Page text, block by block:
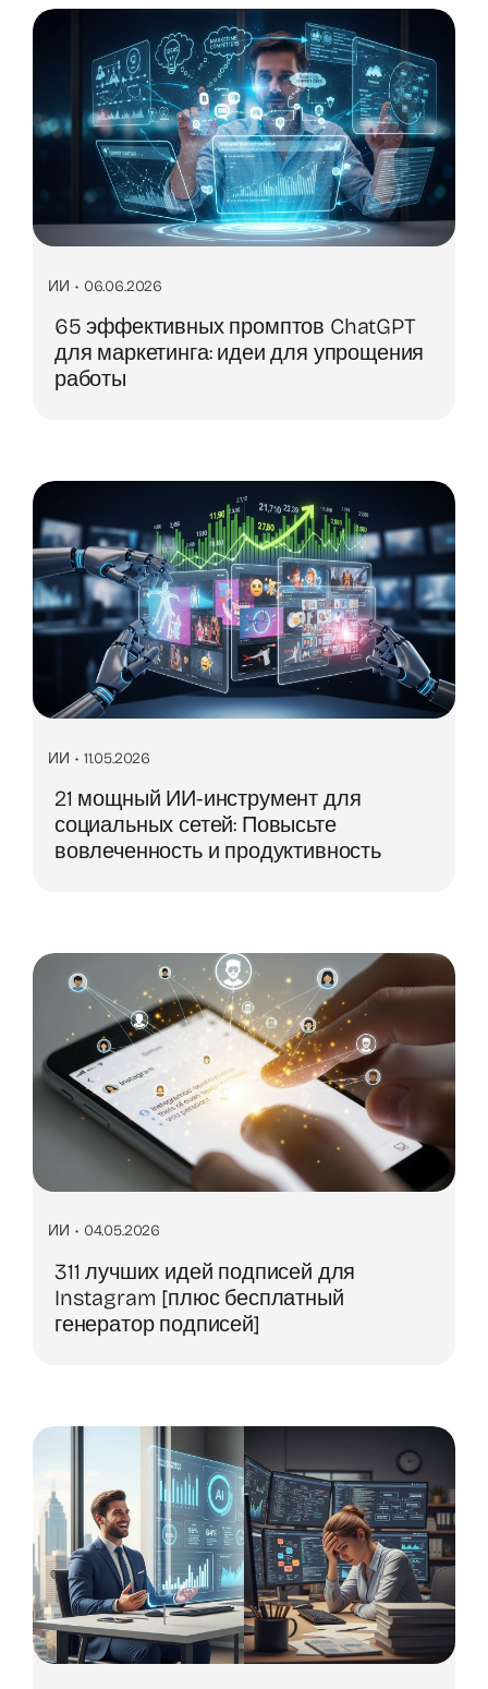
ИИ • 06.06.2026
65 эффективных промптов ChatGPT
для маркетинга: идеи для упрощения
работы
ИИ • 11.05.2026
21 мощный ИИ-инструмент для
социальных сетей: Повысьте
вовлеченность и продуктивность
ИИ • 04.05.2026
311 лучших идей подписей для
Instagram [плюс бесплатный
генератор подписей]